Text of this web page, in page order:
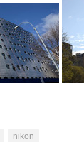
nikon